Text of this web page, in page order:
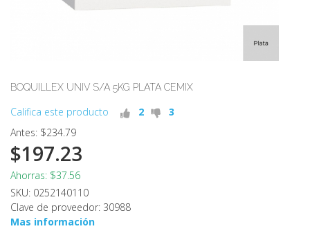
BOQUILLEX UNIV S/A 5KG PLATA CEMIX
Califica este producto 2
3
Antes: $234.79
$197.23
Ahorras: $37.56
SKU: 0252140110
Clave de proveedor: 30988
Mas información